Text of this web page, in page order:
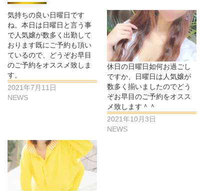
気持ちの良い日曜日です
ね。本日は日曜日と言う事
で人気嬢が数多く出勤して
おります既にご予約も頂い
ているので、どうぞお早目
のご予約をオススメ致しま
す。
2021年7月11日
NEWS
休日の日曜日如何お過ごし
ですか、日曜日は人気嬢が
数多く揃いましたのでどう
ぞお早目のご予約をオスス
メ致します＾＾
2021年10月3日
NEWS